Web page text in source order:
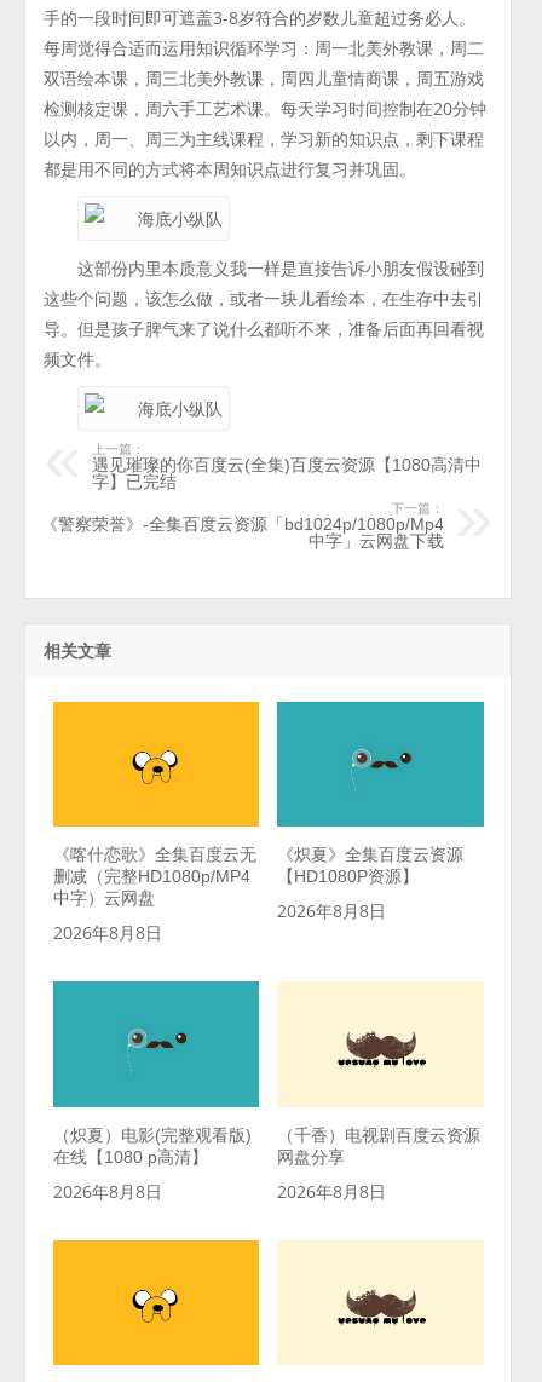
手的一段时间即可遮盖3-8岁符合的岁数儿童超过务必人。
每周觉得合适而运用知识循环学习：周一北美外教课，周二
双语绘本课，周三北美外教课，周四儿童情商课，周五游戏
检测核定课，周六手工艺术课。每天学习时间控制在20分钟
以内，周一、周三为主线课程，学习新的知识点，剩下课程
都是用不同的方式将本周知识点进行复习并巩固。
这部份内里本质意义我一样是直接告诉小朋友假设碰到
这些个问题，该怎么做，或者一块儿看绘本，在生存中去引
导。但是孩子脾气来了说什么都听不来，准备后面再回看视
频文件。
上一篇：
遇见璀璨的你百度云(全集)百度云资源【1080高清中
字】已完结
下一篇：
《警察荣誉》-全集百度云资源「bd1024p/1080p/Mp4
中字」云网盘下载
相关文章
《喀什恋歌》全集百度云无
删减（完整HD1080p/MP4
中字）云网盘
2026年8月8日
《炽夏》全集百度云资源
【HD1080P资源】
2026年8月8日
（炽夏）电影(完整观看版)
在线【1080 p高清】
2026年8月8日
（千香）电视剧百度云资源
网盘分享
2026年8月8日